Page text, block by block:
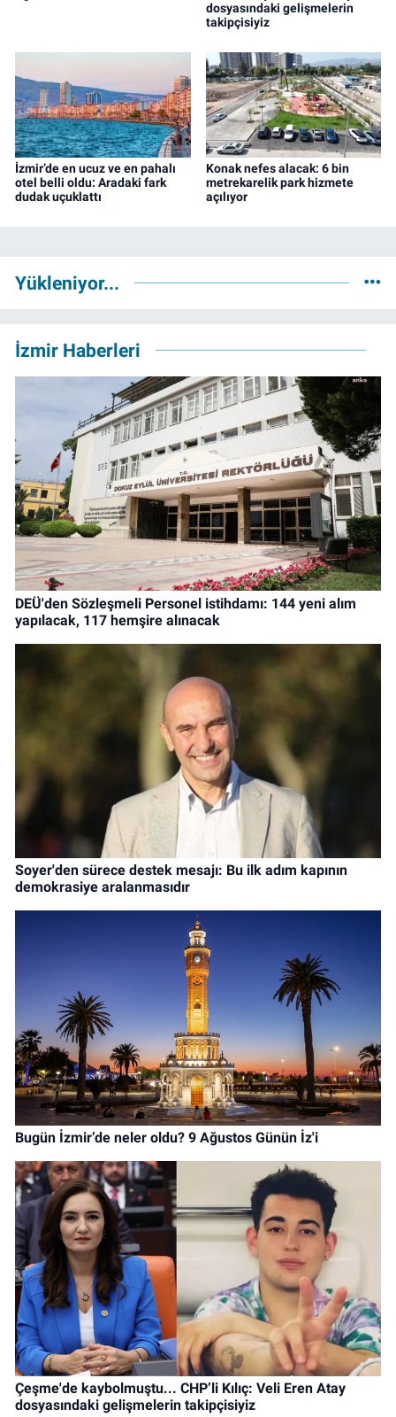
dosyasındaki gelişmelerin
takipçisiyiz
İzmir’de en ucuz ve en pahalı
otel belli oldu: Aradaki fark
dudak uçuklattı
Konak nefes alacak: 6 bin
metrekarelik park hizmete
açılıyor
Yükleniyor...
İzmir Haberleri
DEÜ'den Sözleşmeli Personel istihdamı: 144 yeni alım
yapılacak, 117 hemşire alınacak
Soyer'den sürece destek mesajı: Bu ilk adım kapının
demokrasiye aralanmasıdır
Bugün İzmir’de neler oldu? 9 Ağustos Günün İz'i
Çeşme'de kaybolmuştu... CHP’li Kılıç: Veli Eren Atay
dosyasındaki gelişmelerin takipçisiyiz